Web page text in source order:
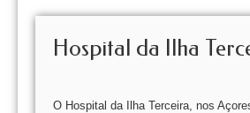
Hospital da Ilha
O Hospital da Ilha Terceira, nos